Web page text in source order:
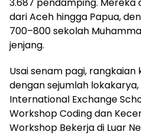
dari Aceh hingga Papua,
700–800 sekolah
jenjang.
Usai senam pagi,
dengan sejumlah
International Exchange
Workshop Coding dan
Workshop Bekerja di Luar